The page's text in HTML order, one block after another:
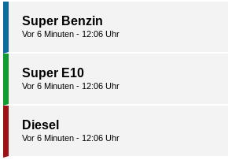
Super Benzin
Vor 6 Minuten - 12:06 Uhr
Super E10
Vor 6 Minuten - 12:06 Uhr
Diesel
Vor 6 Minuten - 12:06 Uhr